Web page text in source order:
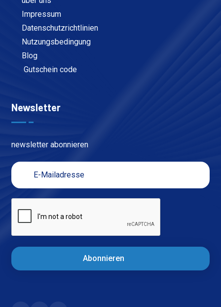
Impressum
Datenschutzrichtlinien
Nutzungsbedingung
Blog
Gutschein code
Newsletter
newsletter abonnieren
Abonnieren